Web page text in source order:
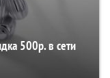
500р. в сети